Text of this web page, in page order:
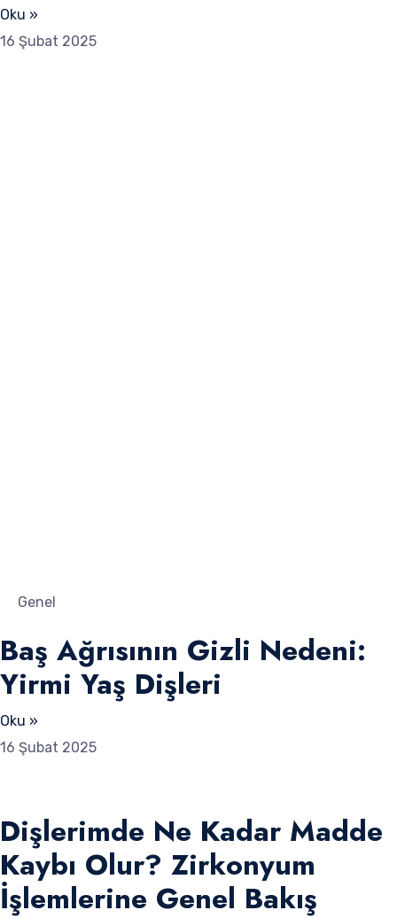
Oku »
16 Şubat 2025
Genel
Baş Ağrısının Gizli Nedeni:
Yirmi Yaş Dişleri
Oku »
16 Şubat 2025
Dişlerimde Ne Kadar Madde
Kaybı Olur? Zirkonyum
İşlemlerine Genel Bakış